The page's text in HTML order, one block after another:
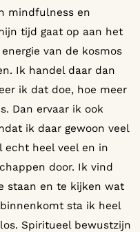
mindfulness en
tijd gaat op aan het
van de kosmos
Ik handel daar dan
ik dat doe, hoe meer
Dan ervaar ik ook
ik daar gewoon veel
echt heel veel en in
door. Ik vind
staan en te kijken wat
sta ik heel
Spiritueel bewustzijn